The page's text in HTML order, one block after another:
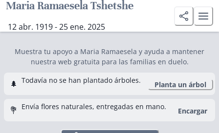
Maria Ramaesela Tshetshe
12 abr. 1919 - 25 ene. 2025
Muestra tu apoyo a Maria Ramaesela y ayuda a mantener
nuestra web gratuita para las familias en duelo.
🌲 Todavía no se han plantado árboles. Planta un árbol
💐 Envía flores naturales, entregadas en mano. Encargar